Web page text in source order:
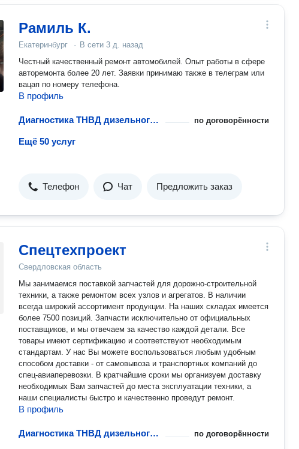
Рамиль К.
Екатеринбург · В сети 3 д. назад
Честный качественный ремонт автомобилей. Опыт работы в сфере
авторемонта более 20 лет. Заявки принимаю также в телеграм или
вацап по номеру телефона.
В профиль
Диагностика ТНВД дизельного двигателя по договорённости
Ещё 50 услуг
Телефон Чат Предложить заказ
Спецтехпроект
Свердловская область
Мы занимаемся поставкой запчастей для дорожно-строительной
техники, а также ремонтом всех узлов и агрегатов. В наличии
всегда широкий ассортимент продукции. На наших складах имеется
более 7500 позиций. Запчасти исключительно от официальных
поставщиков, и мы отвечаем за качество каждой детали. Все
товары имеют сертификацию и соответствуют необходимым
стандартам. У нас Вы можете воспользоваться любым удобным
способом доставки - от самовывоза и транспортных компаний до
спец-авиаперевозки. В кратчайшие сроки мы организуем доставку
необходимых Вам запчастей до места эксплуатации техники, а
наши специалисты быстро и качественно проведут ремонт.
В профиль
Диагностика ТНВД дизельного двигателя по договорённости